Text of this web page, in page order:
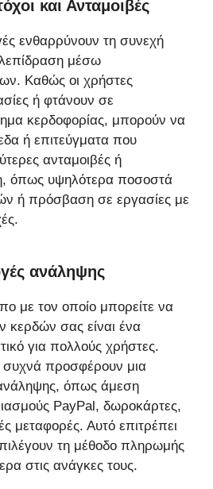
και Ανταμοιβές
ενθαρρύνουν τη συνεχή
μέσω
Καθώς οι χρήστες
ή φτάνουν σε
κερδοφορίας, μπορούν να
ή επιτεύγματα που
ανταμοιβές ή
όπως υψηλότερα ποσοστά
ή πρόσβαση σε εργασίες με
ανάληψης
με τον οποίο μπορείτε να
κερδών σας είναι ένα
για πολλούς χρήστες.
συχνά προσφέρουν μια
όπως άμεση
PayPal, δωροκάρτες,
μεταφορές. Αυτό επιτρέπει
τη μέθοδο πληρωμής
στις ανάγκες τους.